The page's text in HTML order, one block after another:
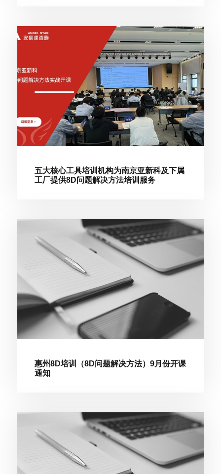
五大核心工具培训机构为南京亚新科及下属
工厂提供8D问题解决方法培训服务
惠州8D培训（8D问题解决方法）9月份开课
通知